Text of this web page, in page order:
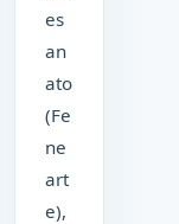
es
an
ato
(Fe
ne
art
e),